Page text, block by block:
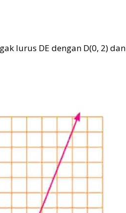
lurus DE dengan D(0, 2) dan